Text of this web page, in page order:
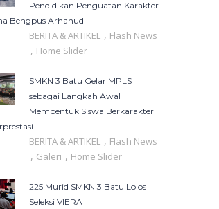
Pendidikan Penguatan Karakter
Bengpus Arhanud
BERITA & ARTIKEL , Flash News
, Home Slider
SMKN 3 Batu Gelar MPLS
sebagai Langkah Awal
Membentuk Siswa Berkarakter
BERITA & ARTIKEL , Flash News
, Galeri , Home Slider
225 Murid SMKN 3 Batu Lolos
Seleksi VIERA